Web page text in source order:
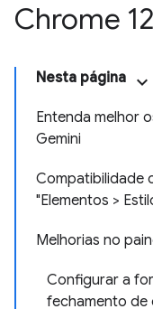
Chrome
Nesta página
Entenda melhor
Gemini
Compatibilidade
"Elementos >
Melhorias no
Configurar a
fechamento de